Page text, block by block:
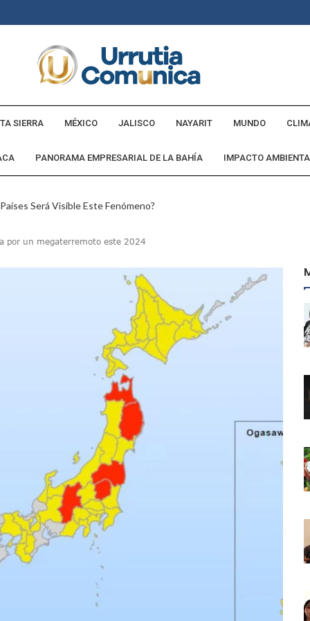
SIERRA MÉXICO JALISCO NAYARIT MUNDO
PANORAMA EMPRESARIAL DE LA BAHÍA IMPACTO
Será Visible Este Fenómeno?
En Ocupación Hotelera En Mayo, Junio Y Julio
Puerto Vallarta Ante La Virgen De Guadalupe
Nacional Para Sembrar 6.6 Millones De Árboles
Virtual De Un Menor De 13 Años En Puerto Vallarta
Las Principales Causas De Enfermedad En Jalisco
La Cultura En Mascota Con Nuevo Auditorio
Los Archivos Municipales En Puerto Vallarta
Combate Al CJNG Con Nuevos Cargos Y Objetivos Prioritarios
Márquez, Desaparecido En Puerto Vallarta
Sustento Legal De Las Descargas Residuales Al Mar
Ambiental Por Incendios Históricos
De Tritones Vallarta; Será Financiado Por Privados
En Puerto Vallarta, ¿para Quiénes Aplica Y Cómo Tramitarlas?
Explosión De Una Pipa En Tlaquepaque (VIDEO)
De La Cuarta Transformación A Puerto Vallarta Y Tomatlán
En El Estero El Salado Por Su 26 Aniversario
PriceAgencies Awards 2026 En Ciudad De México
En Puerto Vallarta Para Emprendedores Y Ciudadanía
Integrar La Planilla Del PAN Vallarta Para El 2027
por un megaterremoto este 2024